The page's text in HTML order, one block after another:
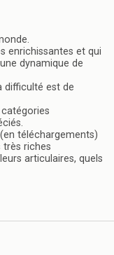
enrichissantes et qui
dynamique de
difficulté est de
téléchargements)
riches
articulaires, quels